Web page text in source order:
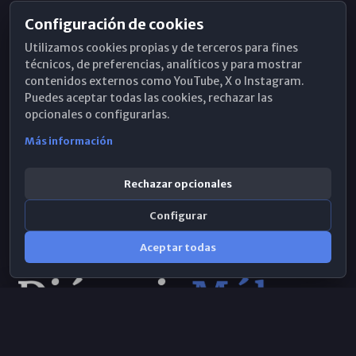
Horarios de Misa
Hemeroteca
WhatsApp
Configuración de cookies
Utilizamos cookies propias y de terceros para fines
técnicos, de preferencias, analíticos y para mostrar
contenidos externos como YouTube, X o Instagram.
Puedes aceptar todas las cookies, rechazar las
opcionales o configurarlas.
Más información
Rechazar opcionales
Configurar
Aceptar todas